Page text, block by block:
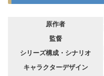
原作者
監督
シリーズ構成・シナリオ
キャラクターデザイン